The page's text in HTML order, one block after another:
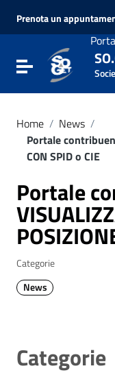
Vai al menu di
Prenota un
Attiva / disattiva
Home / News /
Portale
CON SPID o CIE
Portale
Categorie
News
Categorie